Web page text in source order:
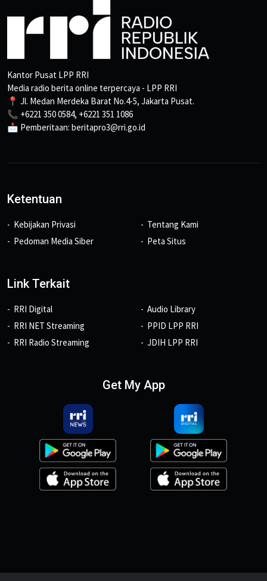
Kantor Pusat LPP RRI
Media radio berita online terpercaya - LPP RRI
📍 Jl. Medan Merdeka Barat No.4-5, Jakarta Pusat.
📞 +6221 350 0584, +6221 351 1086
📩 Pemberitaan: beritapro3@rri.go.id
Ketentuan
Kebijakan Privasi
Pedoman Media Siber
Tentang Kami
Peta Situs
Link Terkait
RRI Digital
RRI NET Streaming
RRI Radio Streaming
Audio Library
PPID LPP RRI
JDIH LPP RRI
Get My App